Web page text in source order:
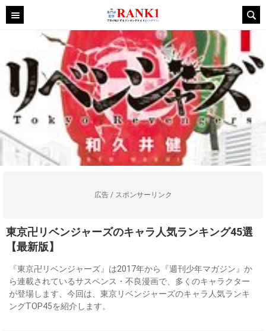
広告 / スポンサーリンク
東京卍リベンジャーズのキャラ人気ランキング45選
【最新版】
『東京卍リベンジャーズ』は2017年から『週刊少年マガジン』か
ら連載されているサスペンス・不良漫画で、多くのキャラクター
が登場します、今回は、東京リベンジャーズのキャラ人気ランキ
ングTOP45を紹介します。